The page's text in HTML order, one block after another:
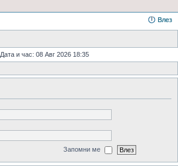
Влез
Дата и час: 08 Авг 2026 18:35
Запомни ме